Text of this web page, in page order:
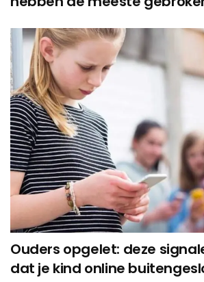
Ouders opgelet: deze
dat je kind online